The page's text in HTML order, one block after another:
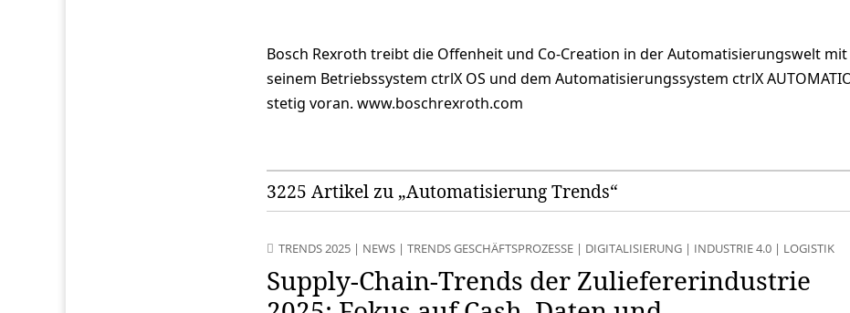
Bosch Rexroth treibt die Offenheit und Co-Creation in der Automatisierungswelt mit
seinem Betriebssystem ctrlX OS und dem Automatisierungssystem ctrlX
stetig voran. www.boschrexroth.com
3225 Artikel zu „Automatisierung Trends“
TRENDS 2025| NEWS| TRENDS GESCHÄFTSPROZESSE| DIGITALISIERUNG| INDUSTRIE 4.0| LOGISTIK
Supply-Chain-Trends der Zuliefererindustrie